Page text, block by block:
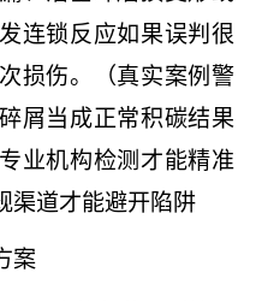
连锁反应如果误判很
损伤。（真实案例警
屑当成正常积碳结果
业机构检测才能精准
渠道才能避开陷阱
案